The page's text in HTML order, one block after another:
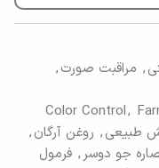
, مراقبت صورت,
Color Control,
طبیعی, روغن آرگان,
جو دوسر, فرمول